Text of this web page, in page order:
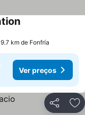
km de Fonfría
Ver preços
Partilhar